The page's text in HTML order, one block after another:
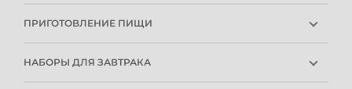
РОЗНИЧНЫЕ МАГАЗИНЫ
КОНТАКТЫ И РЕКВИЗИТЫ
СТАЦИОНАРНЫЕ БЛЕНДЕРЫ
МЯСОРУБКИ
ПРИГОТОВЛЕНИЕ ПИЩИ
МИНИ-ПЕЧИ
НАБОРЫ ДЛЯ ЗАВТРАКА